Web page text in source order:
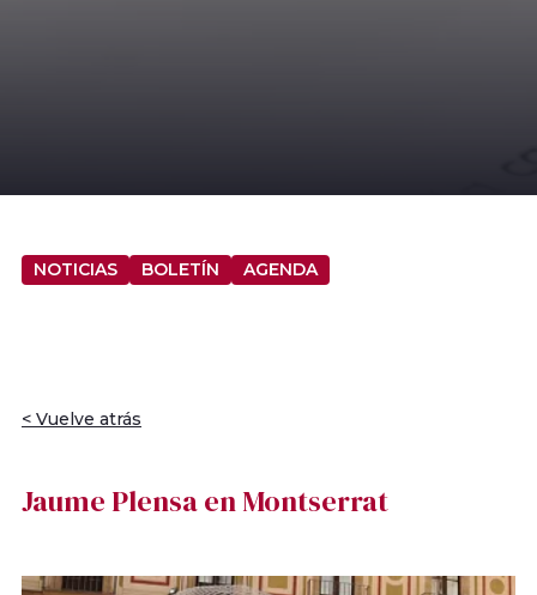
NOTICIAS BOLETÍN AGENDA
< Vuelve atrás
Jaume Plensa en Montserrat